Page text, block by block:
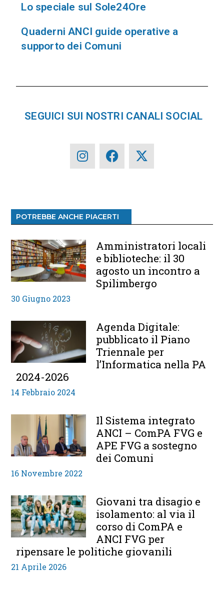
Lo speciale sul Sole24Ore
Quaderni ANCI guide operative a
supporto dei Comuni
SEGUICI SUI NOSTRI CANALI SOCIAL
POTREBBE ANCHE PIACERTI
Amministratori locali
e biblioteche: il 30
agosto un incontro a
Spilimbergo
30 Giugno 2023
Agenda Digitale:
pubblicato il Piano
Triennale per
l’Informatica nella PA
2024-2026
14 Febbraio 2024
Il Sistema integrato
ANCI – ComPA FVG e
APE FVG a sostegno
dei Comuni
16 Novembre 2022
Giovani tra disagio e
isolamento: al via il
corso di ComPA e
ANCI FVG per
ripensare le politiche giovanili
21 Aprile 2026